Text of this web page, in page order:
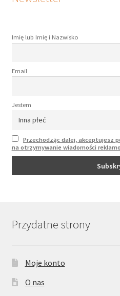
Imię lub Imię i Nazwisko
Email
Jestem
Przechodząc dalej, akceptujesz
na otrzymywanie wiadomości
Przydatne strony
Moje konto
O nas